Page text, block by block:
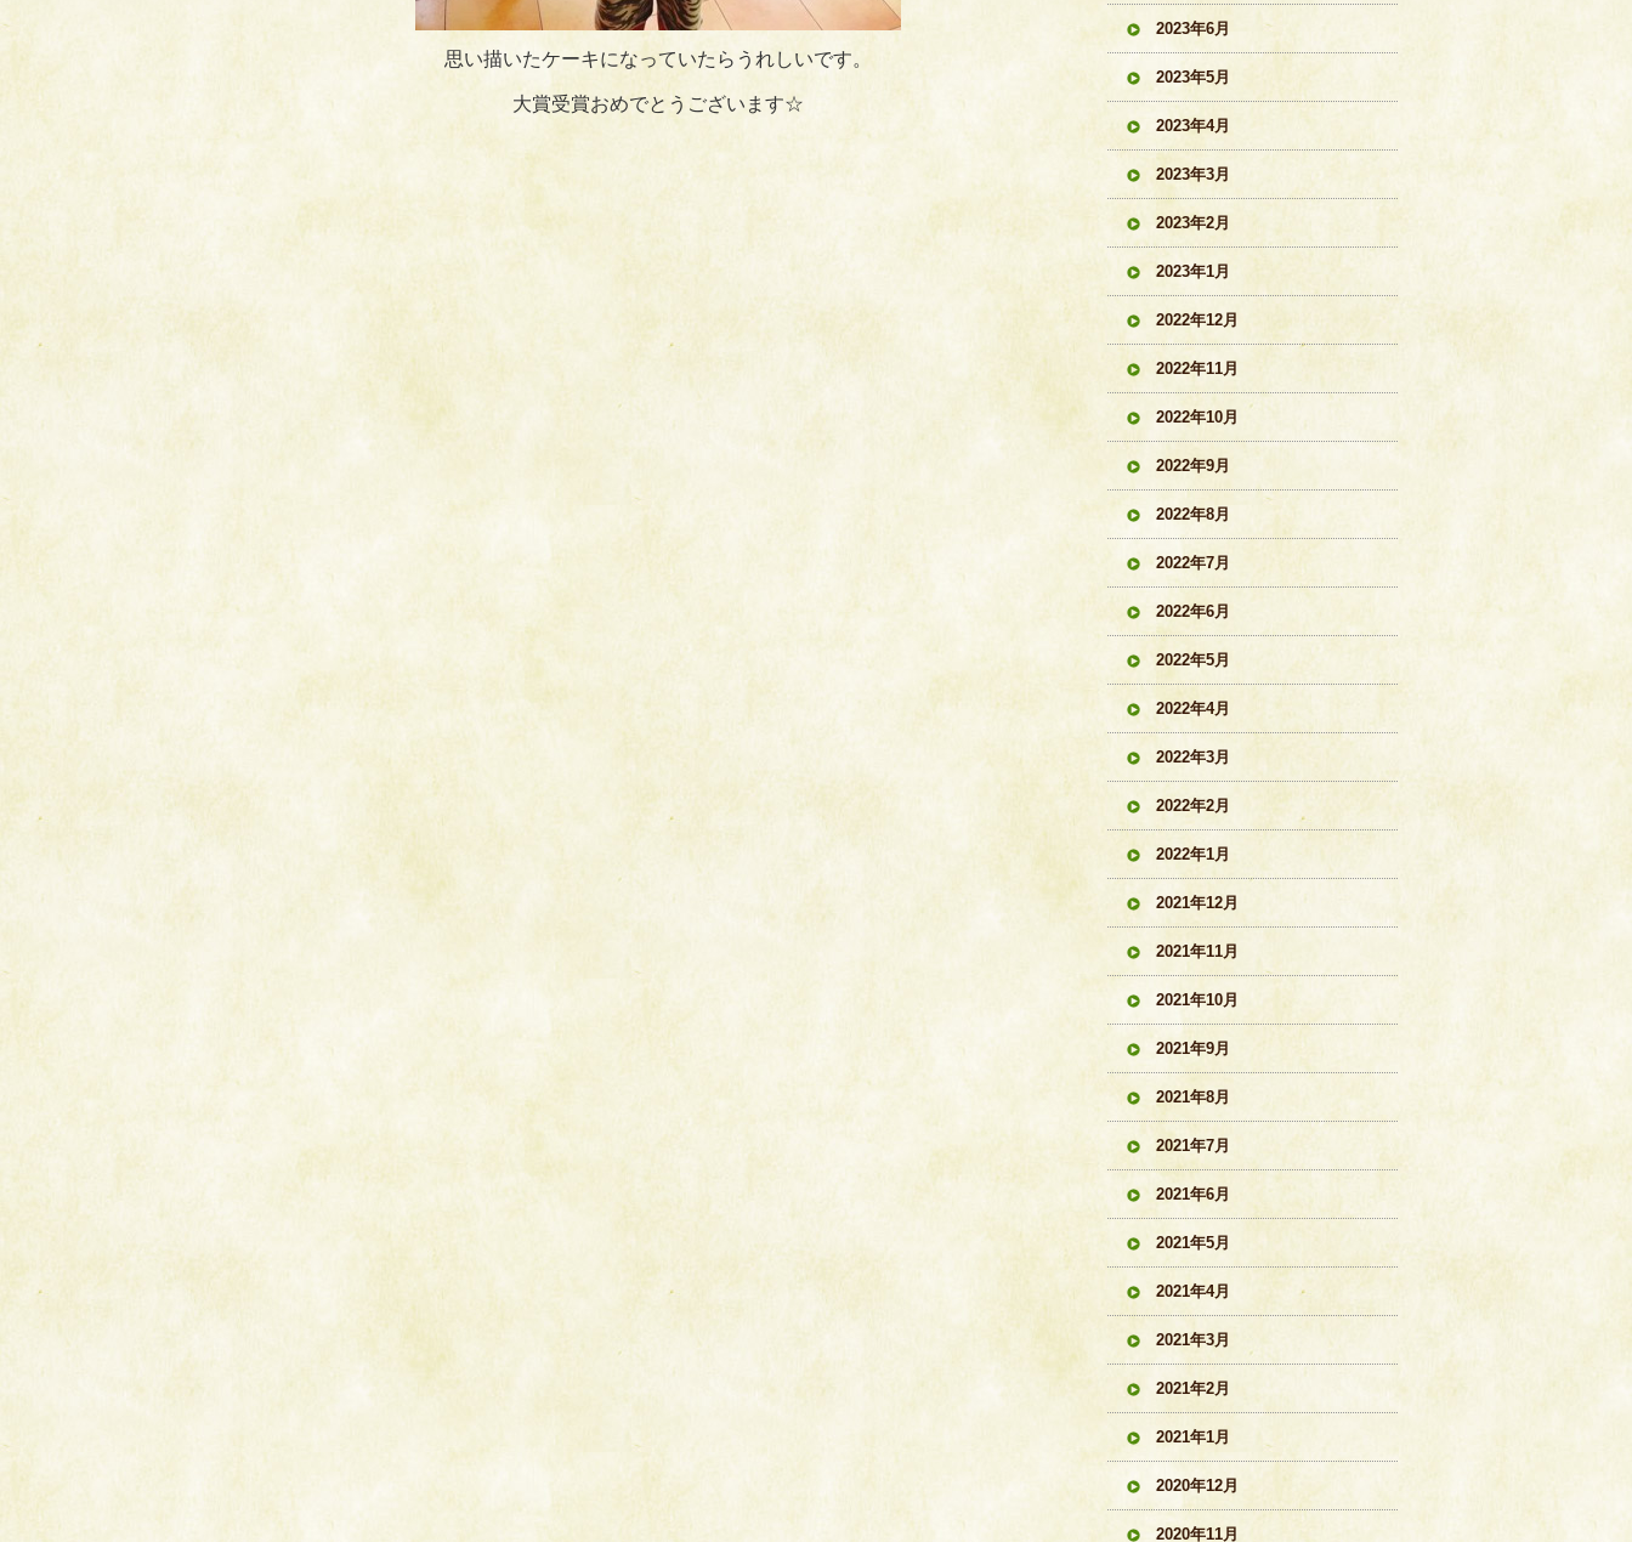
思い描いたケーキになっていたらうれしいです。
大賞受賞おめでとうございます☆
2023年6月
2023年5月
2023年4月
2023年3月
2023年2月
2023年1月
2022年12月
2022年11月
2022年10月
2022年9月
2022年8月
2022年7月
2022年6月
2022年5月
2022年4月
2022年3月
2022年2月
2022年1月
2021年12月
2021年11月
2021年10月
2021年9月
2021年8月
2021年7月
2021年6月
2021年5月
2021年4月
2021年3月
2021年2月
2021年1月
2020年12月
2020年11月